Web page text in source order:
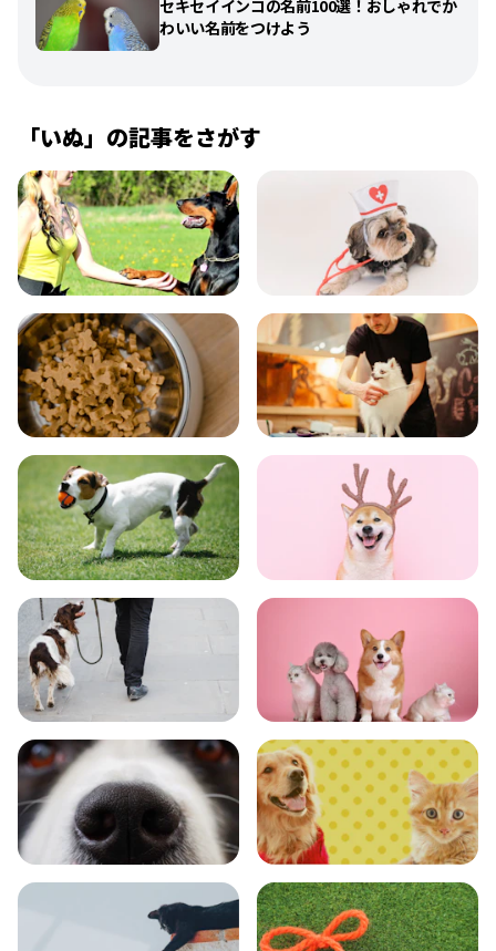
セキセイインコの名前100選！おしゃれでか
わいい名前をつけよう
「いぬ」の記事をさがす
飼い方 健康
食事 お手入れ
トレーニング グッズ
おでかけ 図鑑
エンタメ クイズ